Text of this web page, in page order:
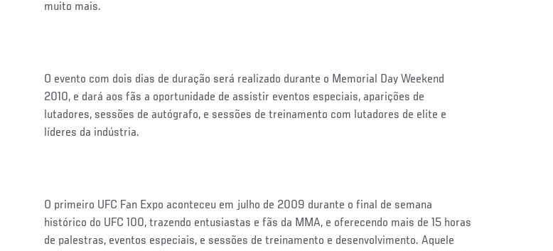
muito mais.
O evento com dois dias de duração será realizado durante o Memorial Day Weekend
2010, e dará aos fãs a oportunidade de assistir eventos especiais, aparições de
lutadores, sessões de autógrafo, e sessões de treinamento com lutadores de elite e
líderes da indústria.
O primeiro UFC Fan Expo aconteceu em julho de 2009 durante o final de semana
histórico do UFC 100, trazendo entusiastas e fãs da MMA, e oferecendo mais de 15 horas
de palestras, eventos especiais, e sessões de treinamento e desenvolvimento. Aquele